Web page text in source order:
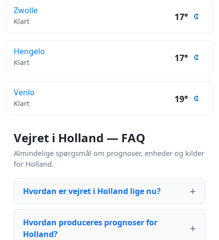
Zwolle
Klart 17°
Hengelo
Klart 17°
Venlo
Klart 19°
Vejret i Holland — FAQ
Almindelige spørgsmål om prognoser, enheder og kilder
for Holland.
Hvordan er vejret i Holland lige nu?
Hvordan produceres prognoser for
Holland?